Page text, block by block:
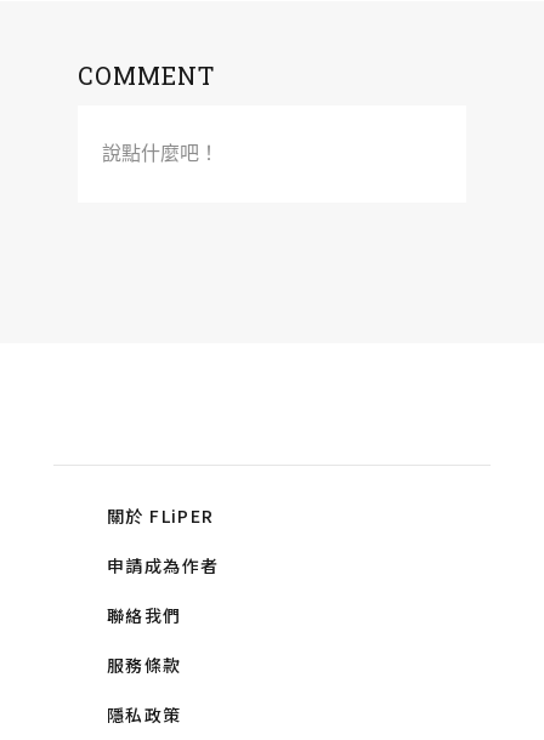
COMMENT
說點什麼吧！
關於 FLiPER
申請成為作者
聯絡我們
服務條款
隱私政策